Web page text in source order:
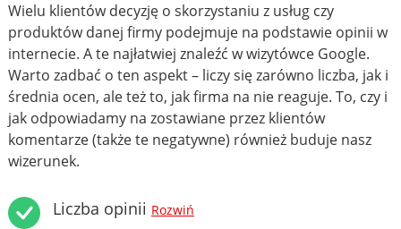
Wielu klientów decyzję o skorzystaniu z usług czy
produktów danej firmy podejmuje na podstawie opinii w
internecie. A te najłatwiej znaleźć w wizytówce Google.
Warto zadbać o ten aspekt – liczy się zarówno liczba, jak i
średnia ocen, ale też to, jak firma na nie reaguje. To, czy i
jak odpowiadamy na zostawiane przez klientów
komentarze (także te negatywne) również buduje nasz
wizerunek.
Liczba opinii Rozwiń